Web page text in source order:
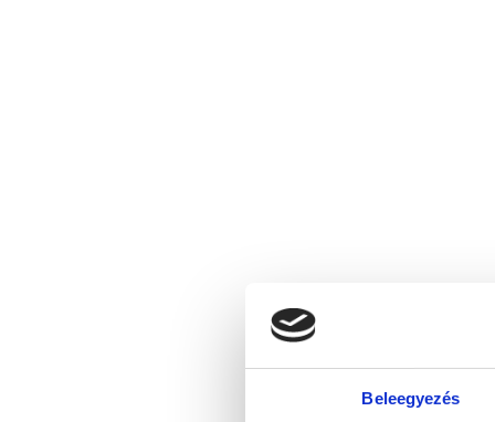
Beleegyezés